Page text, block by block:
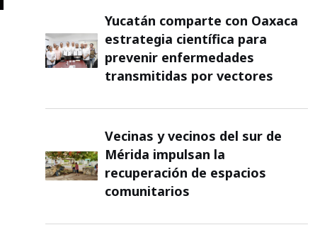
Yucatán comparte con Oaxaca
estrategia científica para
prevenir enfermedades
transmitidas por vectores
Vecinas y vecinos del sur de
Mérida impulsan la
recuperación de espacios
comunitarios